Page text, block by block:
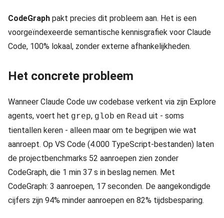
CodeGraph pakt precies dit probleem aan. Het is een
voorgeïndexeerde semantische kennisgrafiek voor Claude
Code, 100% lokaal, zonder externe afhankelijkheden.
Het concrete probleem
Wanneer Claude Code uw codebase verkent via zijn Explore
agents, voert het grep, glob en Read uit - soms
tientallen keren - alleen maar om te begrijpen wie wat
aanroept. Op VS Code (4.000 TypeScript-bestanden) laten
de projectbenchmarks 52 aanroepen zien zonder
CodeGraph, die 1 min 37 s in beslag nemen. Met
CodeGraph: 3 aanroepen, 17 seconden. De aangekondigde
cijfers zijn 94% minder aanroepen en 82% tijdsbesparing.